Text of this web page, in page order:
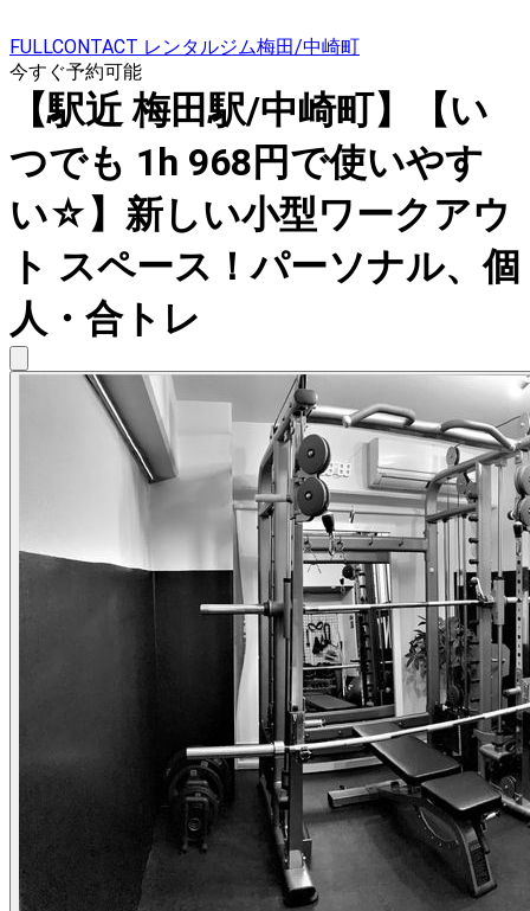
FULLCONTACT レンタルジム梅田/中崎町
今すぐ予約可能
【駅近 梅田駅/中崎町】【い
つでも 1h 968円で使いやす
い☆】新しい小型ワークアウ
ト スペース！パーソナル、個
人・合トレ